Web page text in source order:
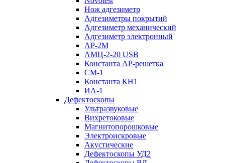
Нож адгезиметр
Адгезиметры покрытий
Адгезиметр механический
Адгезиметр электронный
АР-2М
АМЦ-2-20 USB
Константа АР-решетка
СМ-1
Константа КН1
ИА-1
Дефектоскопы
Ультразвуковые
Вихретоковые
Магнитопорошковые
Электроискровые
Акустические
Дефектоскопы УД2